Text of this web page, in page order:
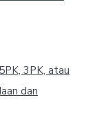
3PK, atau
dan